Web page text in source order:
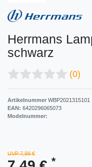
Herrmans
schwarz
(0)
Artikelnummer WBP2021315101
EAN: 6420296065073
Modelnummer:
UVP 7,99 €
*